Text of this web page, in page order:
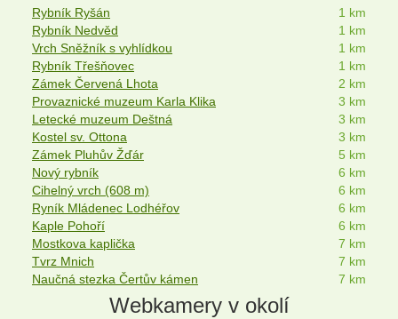
Rybník Ryšán
1 km
Rybník Nedvěd
1 km
Vrch Sněžník s vyhlídkou
1 km
Rybník Třešňovec
1 km
Zámek Červená Lhota
2 km
Provaznické muzeum Karla Klika
3 km
Letecké muzeum Deštná
3 km
Kostel sv. Ottona
3 km
Zámek Pluhův Žďár
5 km
Nový rybník
6 km
Cihelný vrch (608 m)
6 km
Ryník Mládenec Lodhéřov
6 km
Kaple Pohoří
6 km
Mostkova kaplička
7 km
Tvrz Mnich
7 km
Naučná stezka Čertův kámen
7 km
Webkamery v okolí